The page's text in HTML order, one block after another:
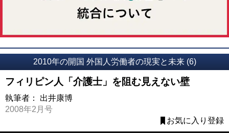
2010年の開国 外国人労働者の現実と未来 (6)
フィリピン人「介護士」を阻む見えない壁
執筆者： 出井康博
2008年2月号
お気に入り登録